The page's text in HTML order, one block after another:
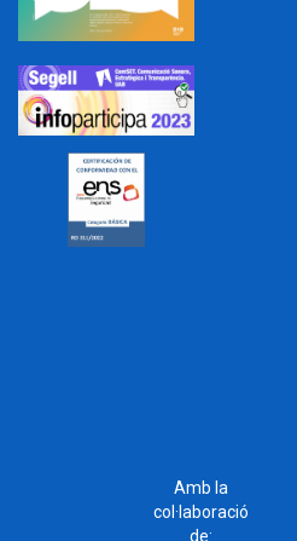
Amb la
col·laboració
de: